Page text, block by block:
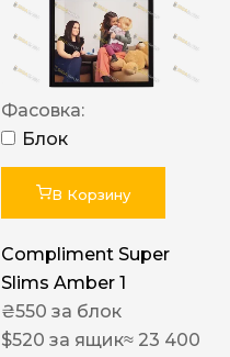
Фасовка:
Блок
В Корзину
Compliment Super
Slims Amber 1
₴550 за блок
$520 за ящик≈ 23 400